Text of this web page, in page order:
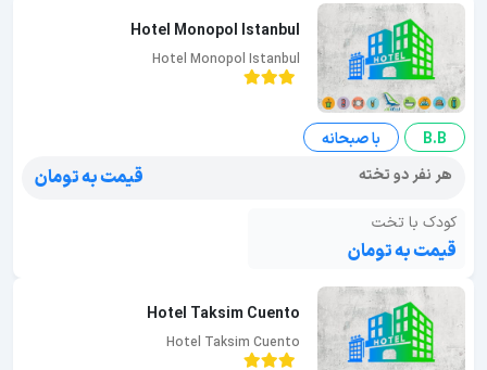
Hotel Monopol Istanbul
Hotel Monopol Istanbul
B.B
با صبحانه
هر نفر دو تخته
قیمت به تومان
کودک با تخت
قیمت به تومان
Hotel Taksim Cuento
Hotel Taksim Cuento